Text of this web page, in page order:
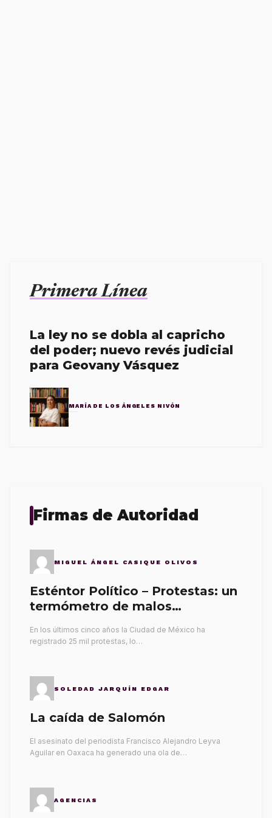
Primera Línea
La ley no se dobla al capricho
del poder; nuevo revés judicial
para Geovany Vásquez
MARÍA DE LOS ÁNGELES NIVÓN
Firmas de Autoridad
MIGUEL ÁNGEL CASIQUE OLIVOS
Esténtor Político – Protestas: un
termómetro de malos
En los últimos cinco años la Ciudad de México ha
registrado 25 mil protestas, lo…
SOLEDAD JARQUÍN EDGAR
La caída de Salomón
El asesinato del periodista Francisco Alejandro Leyva
Aguilar en Oaxaca ha generado una ola de…
AGENCIAS